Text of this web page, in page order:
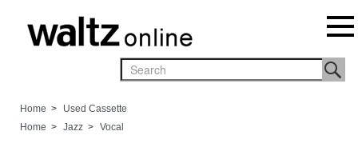
Home >
Used Cassette
Home > Jazz > Vocal